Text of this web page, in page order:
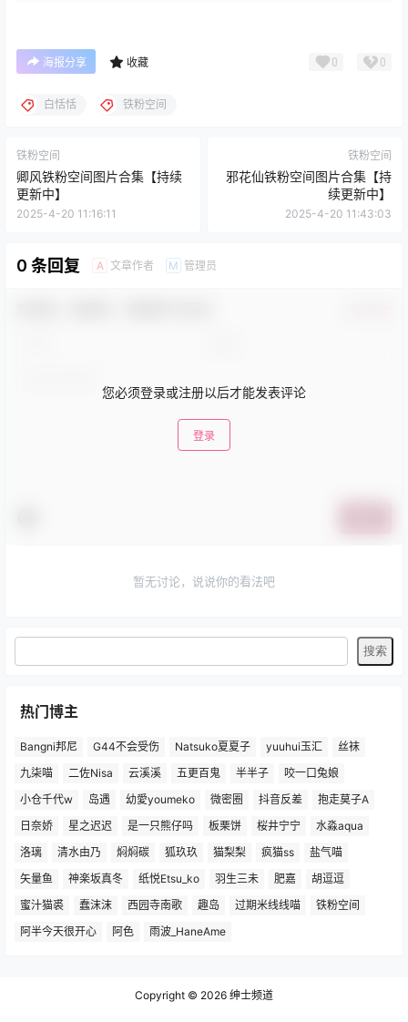
海报分享 收藏 0 0
白恬恬 铁粉空间
铁粉空间
卿风铁粉空间图片合集【持续
更新中】
2025-4-20 11:16:11
铁粉空间
邪花仙铁粉空间图片合集【持
续更新中】
2025-4-20 11:43:03
0 条回复 A 文章作者 M 管理员
您必须登录或注册以后才能发表评论
登录
暂无讨论，说说你的看法吧
热门博主
Bangni邦尼 G44不会受伤 Natsuko夏夏子 yuuhui玉汇
丝袜
九柒喵
二佐Nisa 云溪溪 五更百鬼 半半子
咬一口兔娘
小仓千代w
岛遇 幼愛youmeko 微密圈 抖音反差
抱走莫子A
日奈娇
星之迟迟 是一只熊仔吗 板栗饼 桜井宁宁
水淼aqua
洛璃
清水由乃 焖焖碳 狐玖玖 猫梨梨 疯猫ss
盐气喵
矢量鱼
神楽坂真冬 纸悦Etsu_ko 羽生三未 肥嘉
胡逗逗
蜜汁猫裘
蠢沫沫 西园寺南歌 趣岛 过期米线线喵
铁粉空间
阿半今天很开心
阿色 雨波_HaneAme
Copyright © 2026 绅士频道